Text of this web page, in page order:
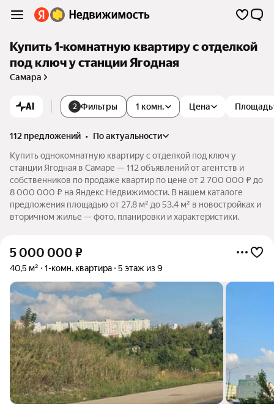
Купить 1-комнатную квартиру с отделкой
под ключ у станции Ягодная
Самара
AI 2 Фильтры 1 комн. Цена Площадь
112 предложений •
по актуальности
Купить однокомнатную квартиру с отделкой под ключ у
станции Ягодная в Самаре — 112 объявлений от агентств и
собственников по продаже квартир по цене от 2 700 000 ₽ до
8 000 000 ₽ на Яндекс Недвижимости. В нашем каталоге
предложения площадью от 27,8 м² до 53,4 м² в новостройках и
вторичном жилье — фото, планировки и характеристики.
5 000 000 ₽
40,5 м² 1-комн. квартира 5 этаж из 9